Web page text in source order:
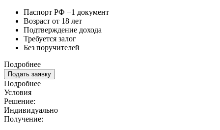
Паспорт РФ +1 документ
Возраст от 18 лет
Подтверждение дохода
Требуется залог
Без поручителей
Подробнее
Подать заявку
Подробнее
Условия
Решение:
Индивидуально
Получение: